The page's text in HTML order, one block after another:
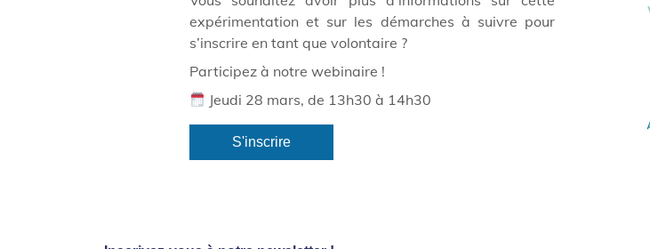
expérimentation et sur les démarches à suivre pour
s’inscrire en tant que volontaire ?
Participez à notre webinaire !
Jeudi 28 mars, de 13h30 à 14h30
S'inscrire